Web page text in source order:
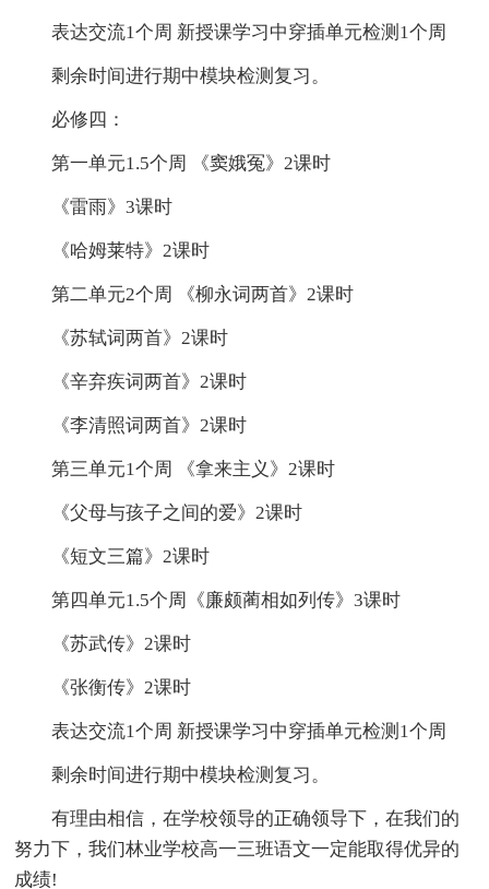
表达交流1个周 新授课学习中穿插单元检测1个周
剩余时间进行期中模块检测复习。
必修四：
第一单元1.5个周 《窦娥冤》2课时
《雷雨》3课时
《哈姆莱特》2课时
第二单元2个周 《柳永词两首》2课时
《苏轼词两首》2课时
《辛弃疾词两首》2课时
《李清照词两首》2课时
第三单元1个周 《拿来主义》2课时
《父母与孩子之间的爱》2课时
《短文三篇》2课时
第四单元1.5个周《廉颇蔺相如列传》3课时
《苏武传》2课时
《张衡传》2课时
表达交流1个周 新授课学习中穿插单元检测1个周
剩余时间进行期中模块检测复习。
有理由相信，在学校领导的正确领导下，在我们的
努力下，我们林业学校高一三班语文一定能取得优异的
成绩!